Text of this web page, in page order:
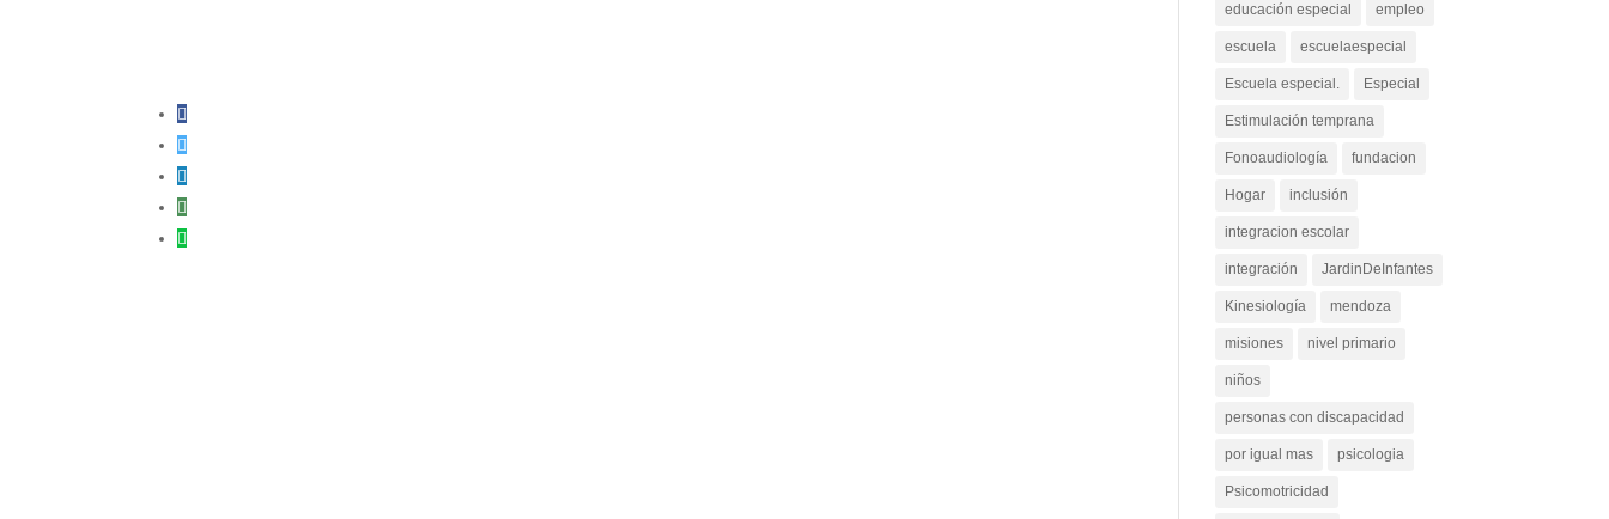
educación especial empleo
escuela escuelaespecial
Escuela especial. Especial
Estimulación temprana
Fonoaudiología fundacion
Hogar inclusión
integracion escolar
integración JardinDeInfantes
Kinesiología mendoza
misiones nivel primario
niños
personas con discapacidad
por igual mas psicologia
Psicomotricidad